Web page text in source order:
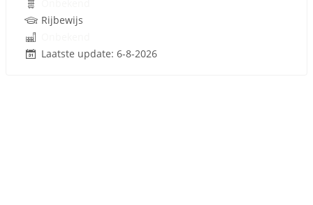
Rijbewijs
Laatste update: 6-8-2026